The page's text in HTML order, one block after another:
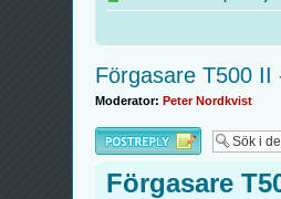
Förgasare T500 II
Moderator: Peter Nordkvist
Besvara
Förgasare